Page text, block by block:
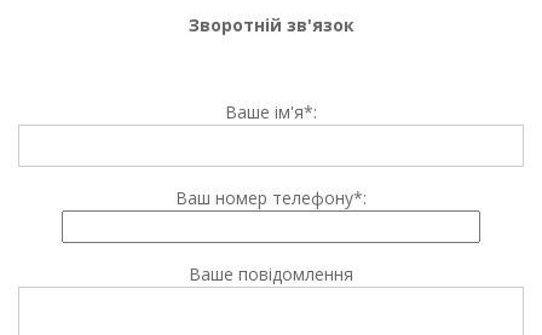
Зворотній зв'язок
Ваше ім'я*:
Ваш номер телефону*:
Ваше повідомлення